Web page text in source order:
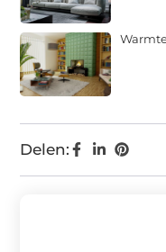
Delen: